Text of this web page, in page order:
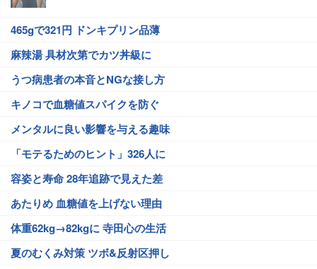
465gで321円 ドンキプリン品薄
麻辣湯 具材次第でカツ丼級に
うつ病患者の本音とNGな接し方
キノコで血糖値スパイクを防ぐ
メンタルに良い影響を与える趣味
「モテるためのヒント」326人に
容姿と寿命 28年追跡で見えた差
あたりめ 血糖値を上げない理由
体重62kg→82kgに 寺田心の生活
夏のむくみ対策 ツボ&反射区押し